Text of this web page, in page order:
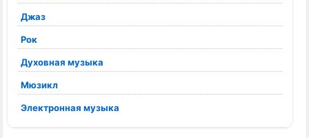
Джаз
Рок
Духовная музыка
Мюзикл
Электронная музыка